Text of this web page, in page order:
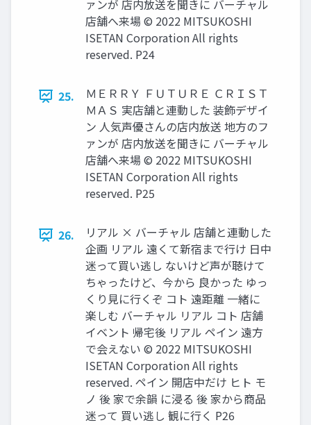
ァンが 店内放送を聞きに バーチャル
店舗へ来場 © 2022 MITSUKOSHI
ISETAN Corporation All rights
reserved. P24
25.
ＭＥＲＲＹ ＦＵＴＵＲＥ ＣＲＩＳＴ
ＭＡＳ 実店舗と連動した 装飾デザイ
ン 人気声優さんの店内放送 地方のフ
ァンが 店内放送を聞きに バーチャル
店舗へ来場 © 2022 MITSUKOSHI
ISETAN Corporation All rights
reserved. P25
26.
リアル × バーチャル 店舗と連動した
企画 リアル 遠くて新宿まで行け 日中
迷って買い逃し ないけど声が聴けて
ちゃったけど、今から 良かった ゆっ
くり見に行くぞ コト 遠距離 一緒に
楽しむ バーチャル リアル コト 店舗
イベント 帰宅後 リアル ペイン 遠方
で会えない © 2022 MITSUKOSHI
ISETAN Corporation All rights
reserved. ペイン 開店中だけ ヒト モ
ノ 後 家で余韻 に浸る 後 家から商品
迷って 買い逃し 観に行く P26